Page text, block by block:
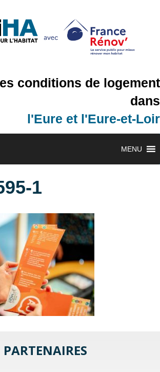
conditions de logement
dans
l'Eure et l'Eure-et-Loir
MENU
1
PARTENAIRES